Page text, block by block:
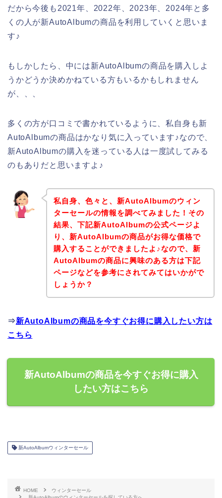
だから今後も2021年、2022年、2023年、2024年と多
くの人が新AutoAlbumの商品を利用していくと思いま
す♪
もしかしたら、中には新AutoAlbumの商品を購入しよ
うかどうか決めかねている方もいるかもしれません
が、、、
多くの方が口コミで書かれているように、私自身も新
AutoAlbumの商品はかなり気に入っています♪なので、
新AutoAlbumの購入を迷っている人は一度試してみる
のもありだと思いますよ♪
私自身、色々と、新AutoAlbumのウィン
ターセールの情報を調べてみました！その
結果、下記新AutoAlbumの公式ページよ
り、新AutoAlbumの商品がお得な価格で
購入することができましたよ♪なので、新
AutoAlbumの商品に興味のある方は下記
ページなどを参考にされてみてはいかがで
しょうか？
⇒新AutoAlbumの商品を今すぐお得に購入したい方は
こちら
新AutoAlbumの商品を今すぐお得に購入
したい方はこちら
新AutoAlbumウィンターセール
HOME
ウィンターセール